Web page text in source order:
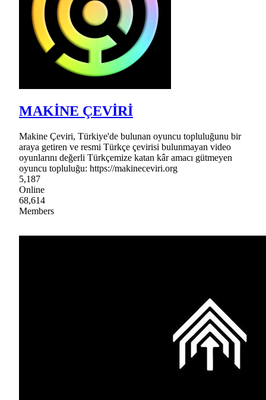
MAKİNE ÇEVİRİ
Makine Çeviri, Türkiye'de bulunan oyuncu topluluğunu bir
araya getiren ve resmi Türkçe çevirisi bulunmayan video
oyunlarını değerli Türkçemize katan kâr amacı gütmeyen
oyuncu topluluğu: https://makineceviri.org
5,187
Online
68,614
Members